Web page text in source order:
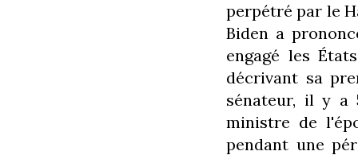
perpétré par le
Biden a
engagé les
décrivant sa
sénateur, il y a
ministre de
pendant une